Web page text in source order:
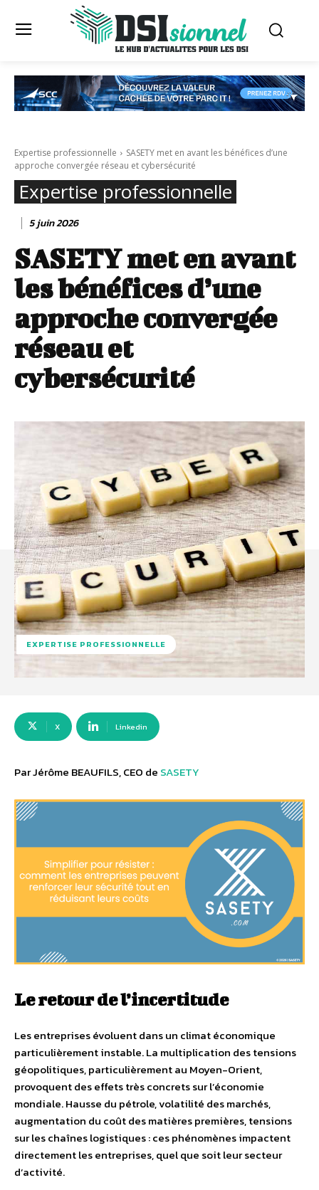
Expertise professionnelle
SASETY met en avant les bénéfices d’une
approche convergée réseau et cybersécurité
Expertise professionnelle
5 juin 2026
SASETY met en avant
les bénéfices d’une
approche convergée
réseau et
cybersécurité
EXPERTISE PROFESSIONNELLE
X Linkedin
Par Jérôme BEAUFILS, CEO de SASETY
Le retour de l’incertitude
Les entreprises évoluent dans un climat économique
particulièrement instable. La multiplication des tensions
géopolitiques, particulièrement au Moyen-Orient,
provoquent des effets très concrets sur l’économie
mondiale. Hausse du pétrole, volatilité des marchés,
augmentation du coût des matières premières, tensions
sur les chaînes logistiques : ces phénomènes impactent
directement les entreprises, quel que soit leur secteur
d’activité.